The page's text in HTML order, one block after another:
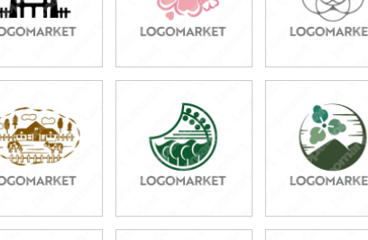
49,800円
(税込54,780円)
49,800円
(税込54,780円)
49,800円
(税込54,780円)